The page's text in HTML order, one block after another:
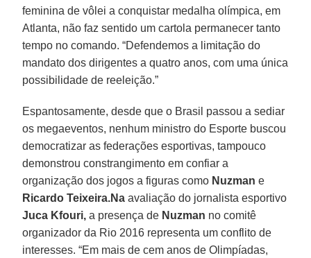
feminina de vôlei a conquistar medalha olímpica, em
Atlanta, não faz sentido um cartola permanecer tanto
tempo no comando. “Defendemos a limitação do
mandato dos dirigentes a quatro anos, com uma única
possibilidade de reeleição.”
Espantosamente, desde que o Brasil passou a sediar
os megaeventos, nenhum ministro do Esporte buscou
democratizar as federações esportivas, tampouco
demonstrou constrangimento em confiar a
organização dos jogos a figuras como Nuzman e
Ricardo Teixeira.Na avaliação do jornalista esportivo
Juca Kfouri, a presença de Nuzman no comitê
organizador da Rio 2016 representa um conflito de
interesses. “Em mais de cem anos de Olimpíadas,